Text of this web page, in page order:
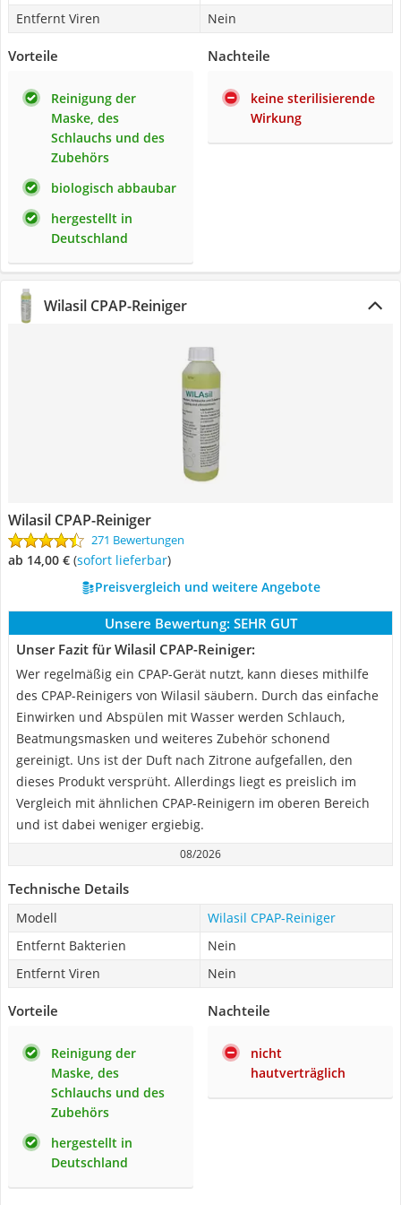
Entfernt Viren Nein
Vorteile
Reinigung der
Maske, des
Schlauchs und des
Zubehörs
biologisch abbaubar
hergestellt in
Deutschland
Nachteile
keine sterilisierende
Wirkung
Wilasil CPAP-Reiniger
Wilasil CPAP-Reiniger
271 Bewertungen
ab 14,00 € ( Sofort lieferbar)
Preisvergleich und weitere Angebote
Unsere Bewertung: SEHR GUT
Unser Fazit für Wilasil CPAP-Reiniger:
Wer regelmäßig ein CPAP-Gerät nutzt, kann dieses mithilfe
des CPAP-Reinigers von Wilasil säubern. Durch das einfache
Einwirken und Abspülen mit Wasser werden Schlauch,
Beatmungsmasken und weiteres Zubehör schonend
gereinigt. Uns ist der Duft nach Zitrone aufgefallen, den
dieses Produkt versprüht. Allerdings liegt es preislich im
Vergleich mit ähnlichen CPAP-Reinigern im oberen Bereich
und ist dabei weniger ergiebig.
08/2026
Technische Details
Modell
Wilasil CPAP-Reiniger
Entfernt Bakterien
Nein
Entfernt Viren
Nein
Vorteile
Reinigung der
Maske, des
Schlauchs und des
Zubehörs
hergestellt in
Deutschland
Nachteile
nicht
hautverträglich